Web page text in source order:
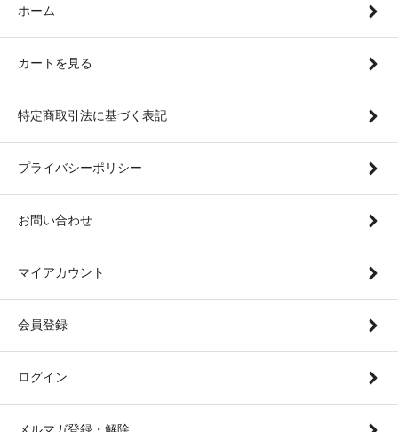
ホーム
カートを見る
特定商取引法に基づく表記
プライバシーポリシー
お問い合わせ
マイアカウント
会員登録
ログイン
メルマガ登録・解除